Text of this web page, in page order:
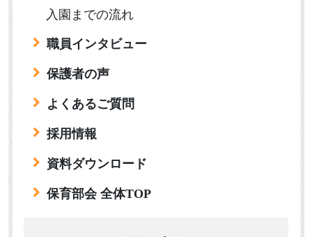
入園までの流れ
職員インタビュー
保護者の声
よくあるご質問
採用情報
資料ダウンロード
保育部会 全体TOP